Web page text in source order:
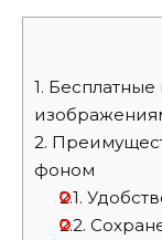
1.
2.
фоном
2.1.
2.2.